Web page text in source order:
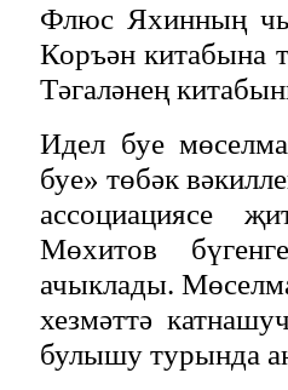
Флюс Яхинның
Коръән китабына
Тәгаләнең
Идел буе
буе» төбәк
ассоциациясе
Мөхитов
ачыклады.
хезмәттә
булышу турында